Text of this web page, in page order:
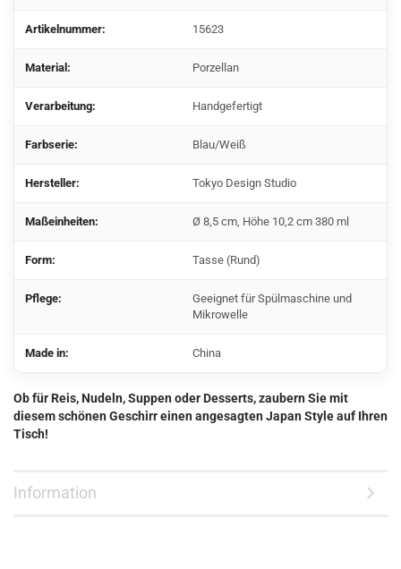
Artikelnummer: 15623
Material: Porzellan
Verarbeitung: Handgefertigt
Farbserie: Blau/Weiß
Hersteller: Tokyo Design Studio
Maßeinheiten: Ø 8,5 cm, Höhe 10,2 cm 380 ml
Form: Tasse (Rund)
Pflege:
Geeignet für Spülmaschine und
Mikrowelle
Made in: China
Ob für Reis, Nudeln, Suppen oder Desserts, zaubern Sie mit
diesem schönen Geschirr einen angesagten Japan Style auf Ihren
Tisch!
Information